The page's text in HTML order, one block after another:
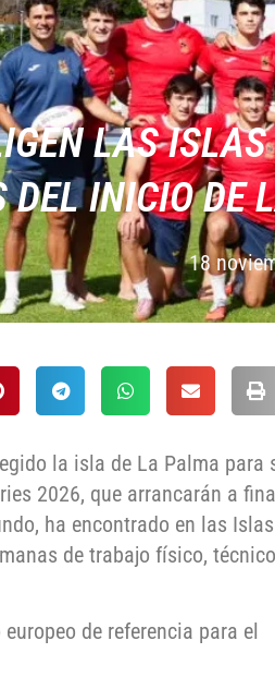
LAS
DEL INICIO DE
18
la isla de La Palma para
2026, que arrancarán a
ha encontrado en las Islas
de trabajo físico,
de referencia para el